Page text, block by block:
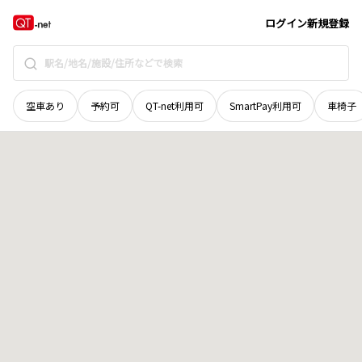
ログイン新規登録
空車あり 予約可 QT-net利用可 SmartPay利用可 車椅子
富山県